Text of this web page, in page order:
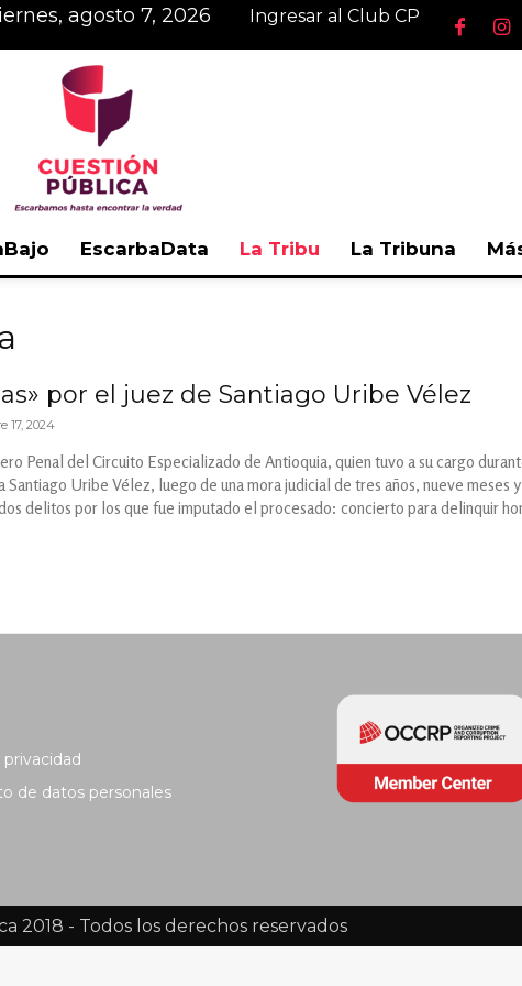
viernes, agosto 7, 2026 Ingresar al Club CP
EscarbaData La Tribu La Tribuna
por el juez de Santiago Uribe Vélez
17, 2024
Penal del Circuito Especializado de Antioquia, quien tuvo a su cargo
Uribe Vélez, luego de una mora judicial de tres años, nueve meses
delitos por los que fue imputado el procesado: concierto para delinquir
de datos personales
2018 - Todos los derechos reservados